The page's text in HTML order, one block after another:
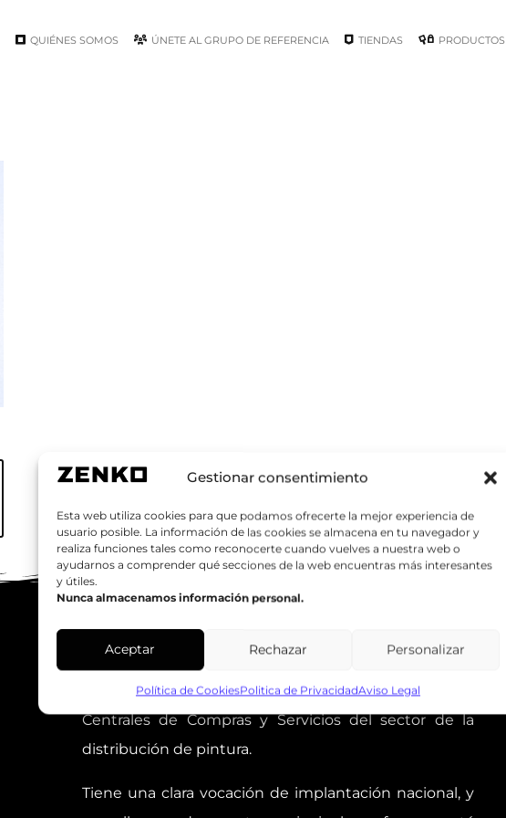
Gestionar consentimiento
Esta web utiliza cookies para que podamos ofrecerte la mejor experiencia de
usuario posible. La información de las cookies se almacena en tu navegador y
realiza funciones tales como reconocerte cuando vuelves a nuestra web o
ayudarnos a comprender qué secciones de la web encuentras más interesantes
y útiles.
Nunca almacenamos información personal.
Aceptar Rechazar Personalizar
Política de CookiesPolitica de PrivacidadAviso Legal
QUIÉNES SOMOS ÚNETE AL GRUPO DE REFERENCIA TIENDAS PRODUCTOS
GRUPO ZENKO
El Grupo Zenko se encuentra entre las principales
Centrales de Compras y Servicios del sector de la
distribución de pintura.
Tiene una clara vocación de implantación nacional, y